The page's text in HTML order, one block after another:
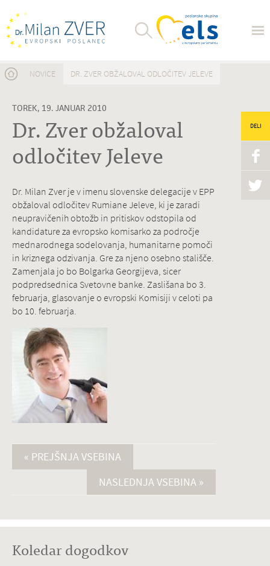
Nahajate se tukaj
NOVICE DR. ZVER OBŽALOVAL ODLOČITEV JELEVE
TOREK, 19. JANUAR 2010
Dr. Zver obžaloval
odločitev Jeleve
DELI
Dr. Milan Zver je v imenu slovenske delegacije v EPP
obžaloval odločitev Rumiane Jeleve, ki je zaradi
neupravičenih obtožb in pritiskov odstopila od
kandidature za evropsko komisarko za področje
mednarodnega sodelovanja, humanitarne pomoči
in kriznega odzivanja. Gre za njeno osebno stališče.
Zamenjala jo bo Bolgarka Georgijeva, sicer
podpredsednica Svetovne banke. Zaslišana bo 3.
februarja, glasovanje o evropski Komisiji v celoti pa
bo 10. februarja.
« PREJŠNJA VSEBINA
NASLEDNJA VSEBINA »
Koledar dogodkov